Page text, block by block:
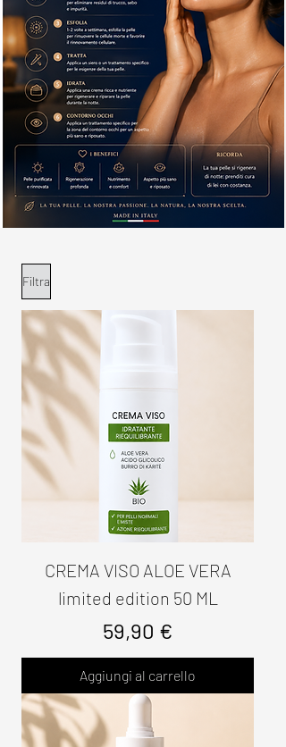
Filtra
CREMA VISO ALOE VERA
limited edition 50 ML
Prezzo
59,90 €
Aggiungi al carrello